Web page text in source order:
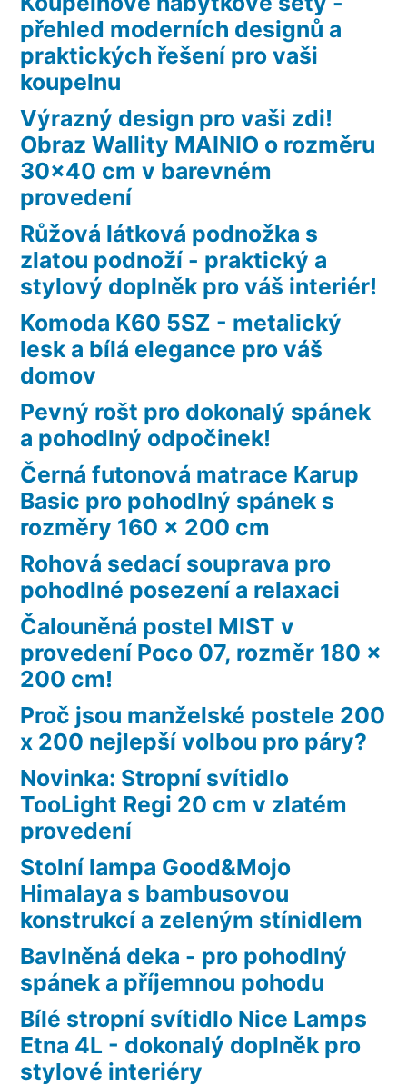
přehled moderních designů a
praktických řešení pro vaši
koupelnu
Výrazný design pro vaši zdi!
Obraz Wallity MAINIO o rozměru
30×40 cm v barevném
provedení
Růžová látková podnožka s
zlatou podnoží - praktický a
stylový doplněk pro váš interiér!
Komoda K60 5SZ - metalický
lesk a bílá elegance pro váš
domov
Pevný rošt pro dokonalý spánek
a pohodlný odpočinek!
Černá futonová matrace Karup
Basic pro pohodlný spánek s
rozměry 160 x 200 cm
Rohová sedací souprava pro
pohodlné posezení a relaxaci
Čalouněná postel MIST v
provedení Poco 07, rozměr 180 x
200 cm!
Proč jsou manželské postele 200
x 200 nejlepší volbou pro páry?
Novinka: Stropní svítidlo
TooLight Regi 20 cm v zlatém
provedení
Stolní lampa Good&Mojo
Himalaya s bambusovou
konstrukcí a zeleným stínidlem
Bavlněná deka - pro pohodlný
spánek a příjemnou pohodu
Bílé stropní svítidlo Nice Lamps
Etna 4L - dokonalý doplněk pro
stylové interiéry